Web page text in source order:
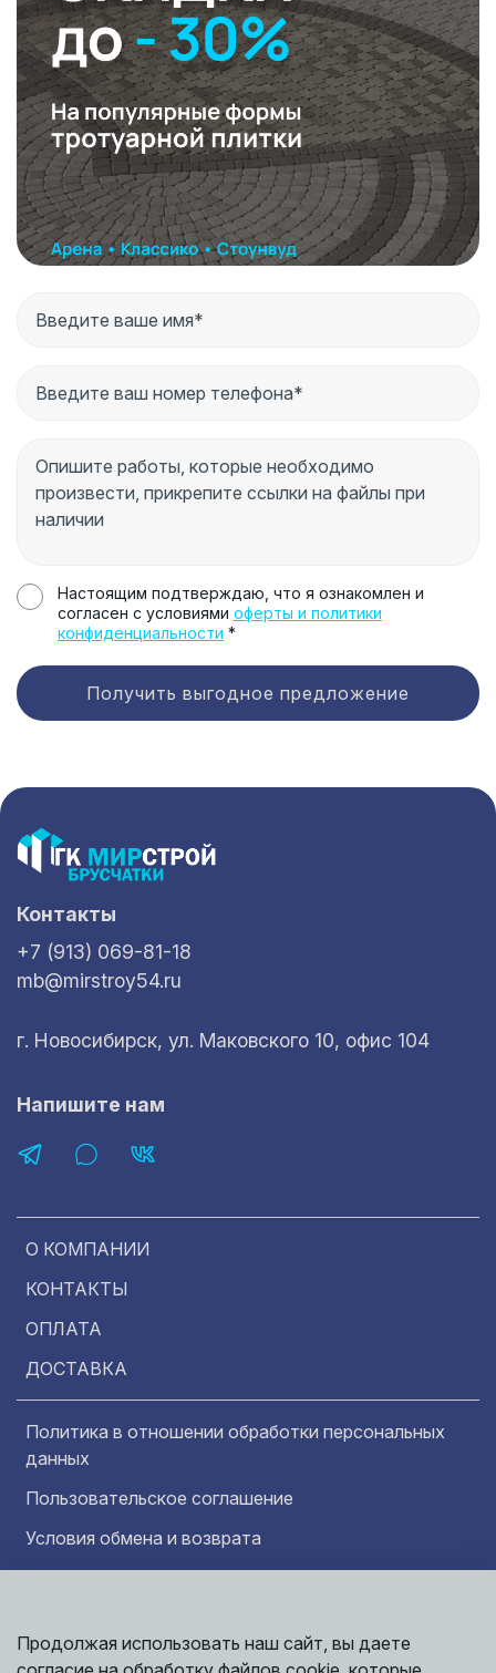
Настоящим подтверждаю, что я ознакомлен и
согласен с условиями оферты и политики
конфиденциальности *
Получить выгодное предложение
О КОМПАНИИ
КОНТАКТЫ
ОПЛАТА
ДОСТАВКА
Политика в отношении обработки персональных
данных
Пользовательское соглашение
Условия обмена и возврата
Контакты
+7 (913) 069-81-18
mb@mirstroy54.ru
г. Новосибирск, ул. Маковского 10, офис 104
Напишите нам
Информация представленная на сайте
носит исключительно ознакомительный
Продолжая использовать наш сайт, вы даете